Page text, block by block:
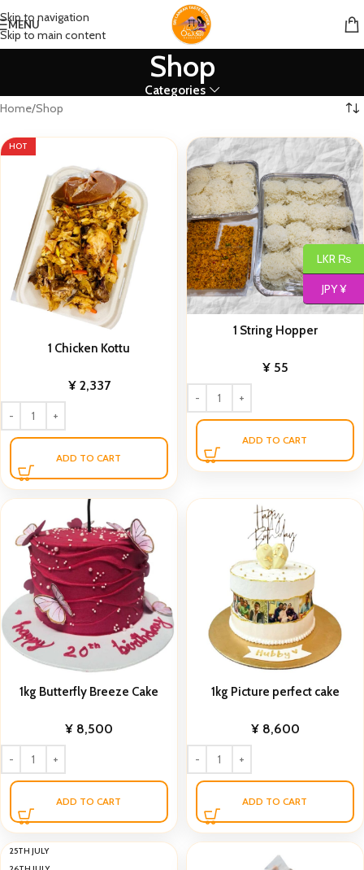
Skip to navigation
Skip to main content
MENU
Shop
Categories
Home Shop
HOT
1 Chicken Kottu
¥2,337
ADD TO CART
1 String Hopper
¥55
ADD TO CART
1kg Butterfly Breeze Cake
¥ 8,500
ADD TO CART
1kg Picture perfect cake
¥8,600
ADD TO CART
25TH JULY
LKR ₨
JPY ¥